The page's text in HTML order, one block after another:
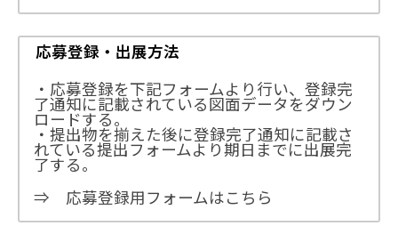
応募登録・出展方法
・応募登録を下記フォームより行い、登録完
了通知に記載されている図面データをダウン
ロードする。
・提出物を揃えた後に登録完了通知に記載さ
れている提出フォームより期日までに出展完
了する。
⇒ 応募登録用フォームはこちら